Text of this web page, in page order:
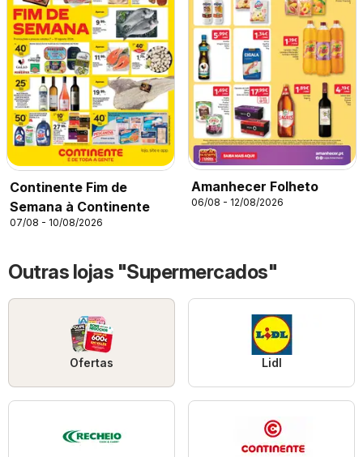
Continente Fim de
Semana à Continente
07/08 - 10/08/2026
Amanhecer Folheto
06/08 - 12/08/2026
Outras lojas "Supermercados"
Ofertas Lidl